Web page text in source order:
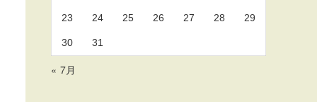
23 24 25 26 27 28 29
30 31
« 7月